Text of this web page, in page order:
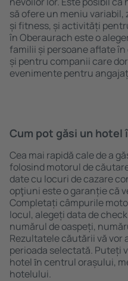
să ofere un meniu variabil,
și fitness, și activități
în Oberaurach este o
familii și persoane aflate
și pentru companii care
evenimente pentru
Cum pot găsi un hotel
Cea mai rapidă cale de a
folosind motorul de
date cu locuri de cazare
opţiuni este o garanție că
Completați câmpurile
locul, alegeți data de
numărul de oaspeți,
Rezultatele căutării vă vor
perioada selectată. Puteți
hotel ȋn centrul orașului,
hotelului.